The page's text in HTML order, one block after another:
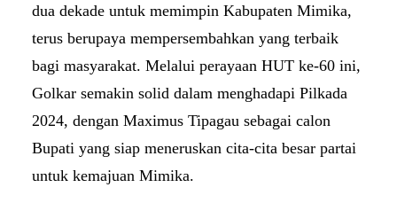
dua dekade untuk memimpin Kabupaten Mimika,
terus berupaya mempersembahkan yang terbaik
bagi masyarakat. Melalui perayaan HUT ke-60 ini,
Golkar semakin solid dalam menghadapi Pilkada
2024, dengan Maximus Tipagau sebagai calon
Bupati yang siap meneruskan cita-cita besar partai
untuk kemajuan Mimika.